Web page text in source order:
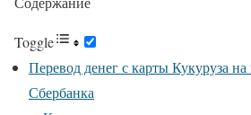
Toggle
Перевод денег с карты Кукуруза
Сбербанка